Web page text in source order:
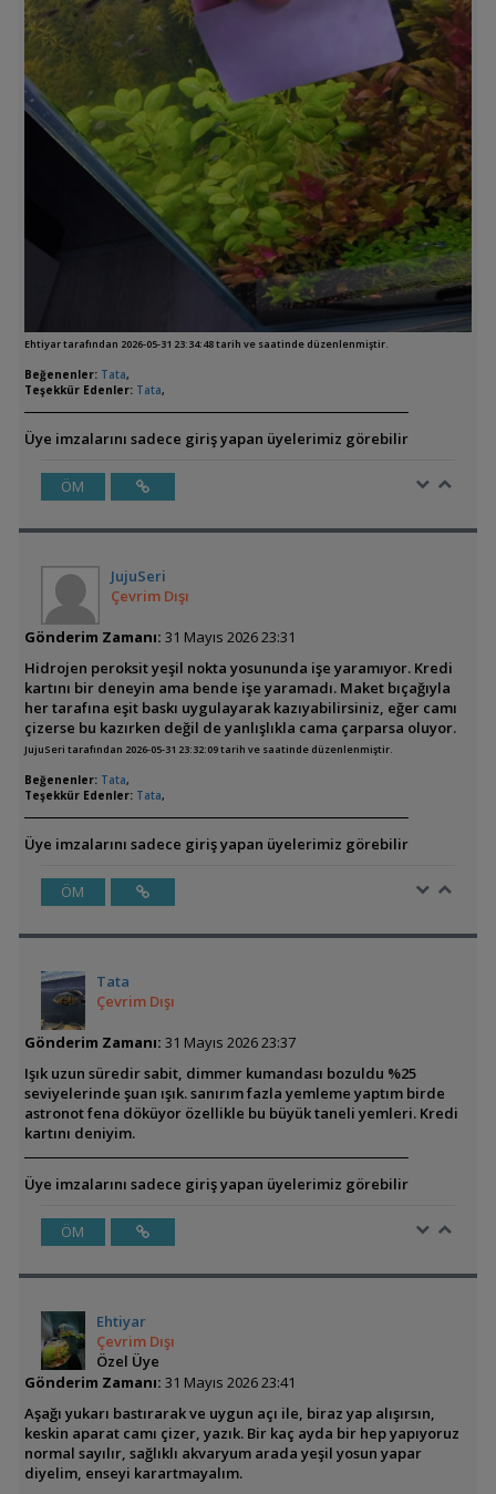
Ehtiyar tarafından 2026-05-31 23:34:48 tarih ve saatinde düzenlenmiştir.
Beğenenler: Tata,
Teşekkür Edenler: Tata,
Üye imzalarını sadece giriş yapan üyelerimiz görebilir
ÖM
JujuSeri
Çevrim Dışı
Gönderim Zamanı: 31 Mayıs 2026 23:31
Hidrojen peroksit yeşil nokta yosununda işe yaramıyor. Kredi
kartını bir deneyin ama bende işe yaramadı. Maket bıçağıyla
her tarafına eşit baskı uygulayarak kazıyabilirsiniz, eğer camı
çizerse bu kazırken değil de yanlışlıkla cama çarparsa oluyor.
JujuSeri tarafından 2026-05-31 23:32:09 tarih ve saatinde düzenlenmiştir.
Beğenenler: Tata,
Teşekkür Edenler: Tata,
Üye imzalarını sadece giriş yapan üyelerimiz görebilir
ÖM
Tata
Çevrim Dışı
Gönderim Zamanı: 31 Mayıs 2026 23:37
Işık uzun süredir sabit, dimmer kumandası bozuldu %25
seviyelerinde şuan ışık. sanırım fazla yemleme yaptım birde
astronot fena döküyor özellikle bu büyük taneli yemleri. Kredi
kartını deniyim.
Üye imzalarını sadece giriş yapan üyelerimiz görebilir
ÖM
Ehtiyar
Çevrim Dışı
Özel Üye
Gönderim Zamanı: 31 Mayıs 2026 23:41
Aşağı yukarı bastırarak ve uygun açı ile, biraz yap alışırsın,
keskin aparat camı çizer, yazık. Bir kaç ayda bir hep yapıyoruz
normal sayılır, sağlıklı akvaryum arada yeşil yosun yapar
diyelim, enseyi karartmayalım.